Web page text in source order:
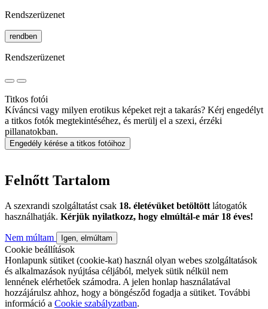
Rendszerüzenet
rendben
Rendszerüzenet
Titkos fotói
Kíváncsi vagy milyen erotikus képeket rejt a takarás? Kérj engedélyt
a titkos fotók megtekintéséhez, és merülj el a szexi, érzéki
pillanatokban.
Engedély kérése a titkos fotóihoz
Felnőtt Tartalom
A szexrandi szolgáltatást csak 18. életévüket betöltött látogatók
használhatják. Kérjük nyilatkozz, hogy elmúltál-e már 18 éves!
Nem múltam Igen, elmúltam
Cookie beállítások
Honlapunk sütiket (cookie-kat) használ olyan webes szolgáltatások
és alkalmazások nyújtása céljából, melyek sütik nélkül nem
lennének elérhetőek számodra. A jelen honlap használatával
hozzájárulsz ahhoz, hogy a böngésződ fogadja a sütiket. További
információ a Cookie szabályzatban.